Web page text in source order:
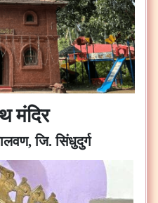
मंदिर
जि. सिंधुदुर्ग